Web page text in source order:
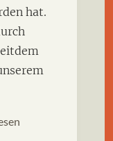
hat.